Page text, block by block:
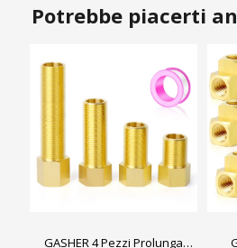
Potrebbe piacerti
GASHER 4 Pezzi Prolunga